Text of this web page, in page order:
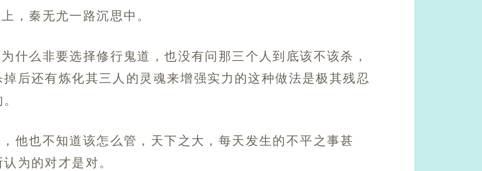
，秦无尤一路沉思中。
什么非要选择修行鬼道，也没有问那三个人到底该不该杀，
后还有炼化其三人的灵魂来增强实力的这种做法是极其残忍
他也不知道该怎么管，天下之大，每天发生的不平之事甚
为的对才是对。